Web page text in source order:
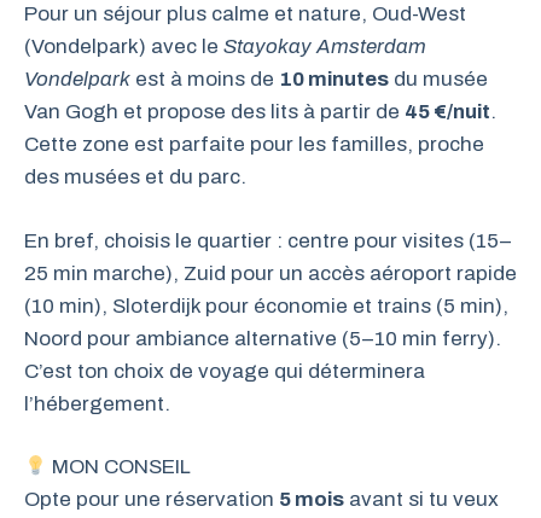
Pour un séjour plus calme et nature, Oud-West
(Vondelpark) avec le Stayokay Amsterdam
Vondelpark est à moins de 10 minutes du musée
Van Gogh et propose des lits à partir de 45 €/nuit.
Cette zone est parfaite pour les familles, proche
des musées et du parc.
En bref, choisis le quartier : centre pour visites (15–
25 min marche), Zuid pour un accès aéroport rapide
(10 min), Sloterdijk pour économie et trains (5 min),
Noord pour ambiance alternative (5–10 min ferry).
C’est ton choix de voyage qui déterminera
l’hébergement.
MON CONSEIL
Opte pour une réservation 5 mois avant si tu veux